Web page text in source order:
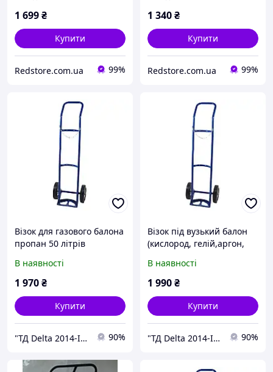
1 699₴
Купити
Redstore.com.ua 99%
1 340₴
Купити
Redstore.com.ua 99%
Візок для газового балона
пропан 50 літрів
В наявності
1 970₴
Купити
"ТД Delta 2014-Інтернет магазин" Все для зварювальних робіт 90%
Візок під вузький балон
(кислород, гелій,аргон,
В наявності
1 990₴
Купити
"ТД Delta 2014-Інтернет магазин" Все для зварювальних робіт 90%